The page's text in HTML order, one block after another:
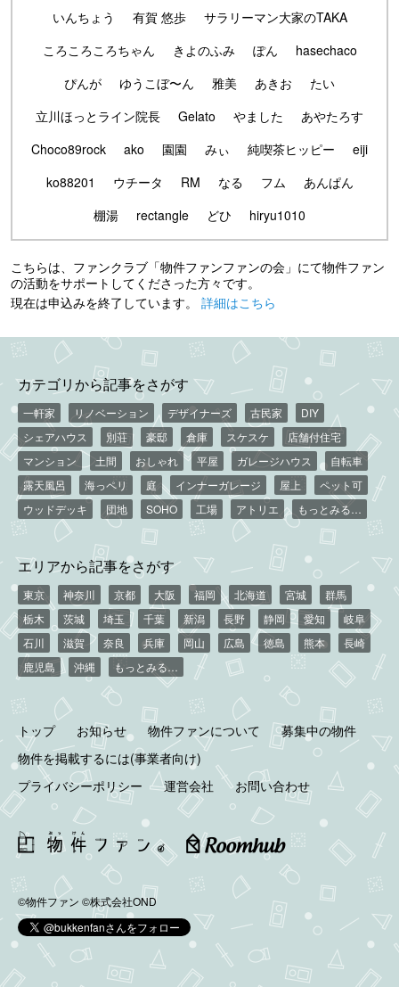
いんちょう
有賀 悠歩
サラリーマン大家のTAKA
ころころころちゃん
きよのふみ ぽん
hasechaco
ぴんが
ゆうこぼ〜ん 雅美 あきお
たい
立川ほっとライン院長
Gelato やました
あやたろす
Choco89rock
ako 園園 みぃ 純喫茶ヒッピー
eiji
ko88201
ウチータ RM なる フム
あんぱん
棚湯
rectangle どひ hiryu1010
こちらは、ファンクラブ「物件ファンファンの会」にて物件ファン
の活動をサポートしてくださった方々です。
現在は申込みを終了しています。 詳細はこちら
カテゴリから記事をさがす
一軒家 リノベーション デザイナーズ 古民家
DIY
シェアハウス
別荘 豪邸 倉庫 スケスケ
店舗付住宅
マンション
土間 おしゃれ 平屋 ガレージハウス
自転車
露天風呂
海っペリ 庭 インナーガレージ 屋上
ペット可
ウッドデッキ
団地 SOHO 工場 アトリエ もっとみる…
エリアから記事をさがす
東京 神奈川 京都 大阪 福岡 北海道 宮城
群馬
栃木
茨城 埼玉 千葉 新潟 長野 静岡 愛知
岐阜
石川
滋賀 奈良 兵庫 岡山 広島 徳島 熊本
長崎
鹿児島
沖縄 もっとみる…
トップ お知らせ 物件ファンについて
募集中の物件
物件を掲載するには(事業者向け)
プライバシーポリシー
運営会社 お問い合わせ
©物件ファン ©株式会社OND